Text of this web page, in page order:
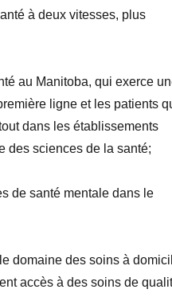
à deux vitesses, plus
au Manitoba, qui exerce
ligne et les patients
dans les établissements
des sciences de la santé;
de santé mentale dans le
domaine des soins à
accès à des soins de